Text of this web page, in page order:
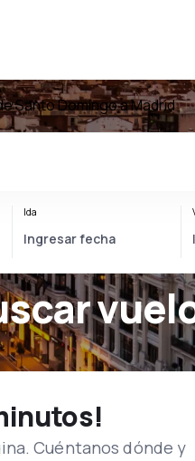
Santo Domingo a Madrid
Ida
Cuéntanos dónde y